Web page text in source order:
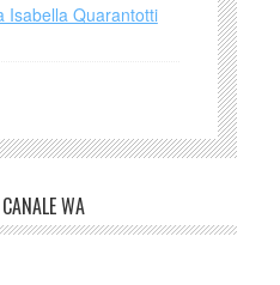
Isabella Quarantotti
WA